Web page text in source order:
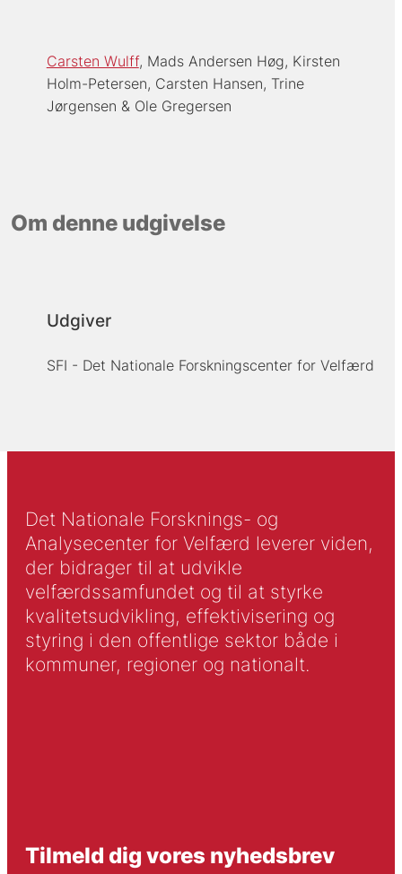
Carsten Wulff Mads Andersen Høg Kirsten
Holm-Petersen Carsten Hansen Trine
Jørgensen
Ole Gregersen
Om denne udgivelse
Udgiver
SFI - Det Nationale Forskningscenter for Velfærd
Det Nationale Forsknings- og
Analysecenter for Velfærd leverer viden,
der bidrager til at udvikle
velfærdssamfundet og til at styrke
kvalitetsudvikling, effektivisering og
styring i den offentlige sektor både i
kommuner, regioner og nationalt.
Tilmeld dig vores nyhedsbrev